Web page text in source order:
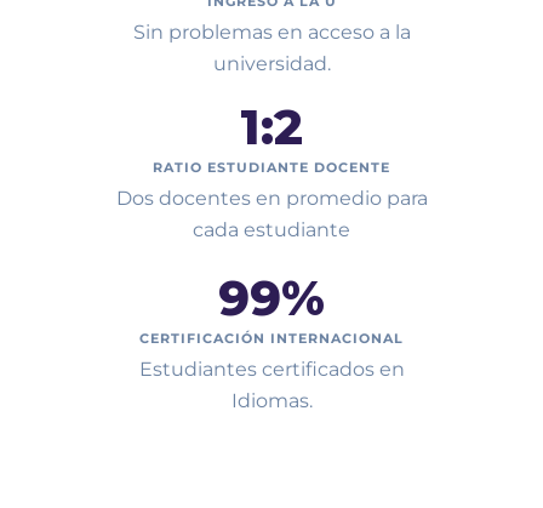
Sin problemas en acceso a la
universidad.
RATIO ESTUDIANTE DOCENTE
1:2
Dos docentes en promedio para
cada estudiante
CERTIFICACIÓN INTERNACIONAL
99%
Estudiantes certificados en
Idiomas.